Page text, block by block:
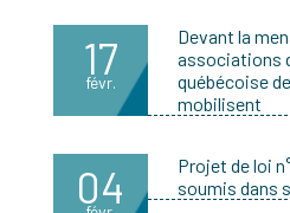
17
févr.
Devant la
associations
québécoise
mobilisent
04
Projet de loi
soumis dans